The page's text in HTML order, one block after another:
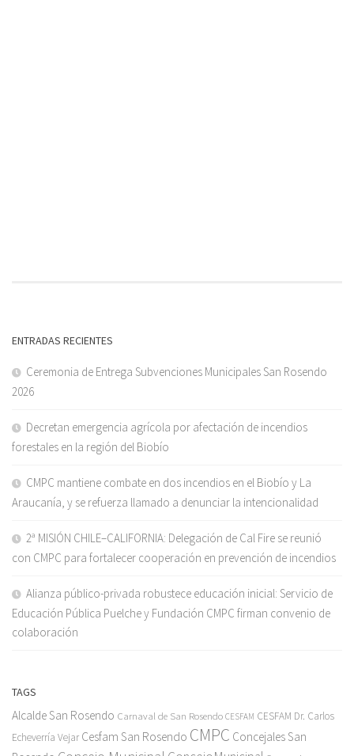
ENTRADAS RECIENTES
Ceremonia de Entrega Subvenciones Municipales San Rosendo
2026
Decretan emergencia agrícola por afectación de incendios
forestales en la región del Biobío
CMPC mantiene combate en dos incendios en el Biobío y La
Araucanía, y se refuerza llamado a denunciar la intencionalidad
2ª MISIÓN CHILE–CALIFORNIA: Delegación de Cal Fire se reunió
con CMPC para fortalecer cooperación en prevención de incendios
Alianza público-privada robustece educación inicial: Servicio de
Educación Pública Puelche y Fundación CMPC firman convenio de
colaboración
TAGS
Alcalde San Rosendo Carnaval de San Rosendo CESFAM CESFAM Dr. Carlos
Echeverría Vejar Cesfam San Rosendo CMPC Concejales San